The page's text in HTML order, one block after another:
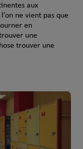
aux
ne vient pas que
en
une
trouver une